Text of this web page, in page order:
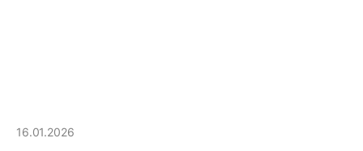
16.01.2026